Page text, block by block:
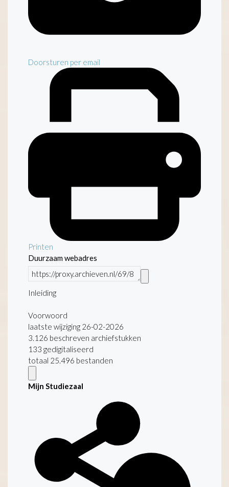
Doorsturen per email
Printen
Duurzaam webadres
Inleiding
Voorwoord
laatste wijziging 26-02-2026
3.126 beschreven archiefstukken
133 gedigitaliseerd
totaal 25.496 bestanden
Mijn Studiezaal